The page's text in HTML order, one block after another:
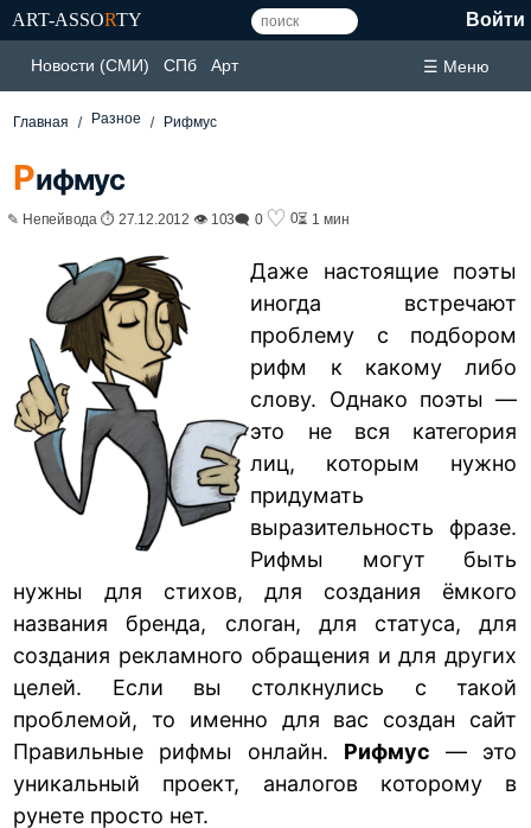
ART-ASSORTY Войти
Новости (СМИ) СПб Арт ☰ Меню
Главная Разное Рифмус
Рифмус
✎ Непейвода ⏱ 27.12.2012 👁 103🗨 0 ♡ 0⏳ 1 мин
Даже настоящие поэты
иногда встречают
проблему с подбором
рифм к какому либо
слову. Однако поэты —
это не вся категория
лиц, которым нужно
придумать
выразительность фразе.
Рифмы могут быть
нужны для стихов, для создания ёмкого
названия бренда, слоган, для статуса, для
создания рекламного обращения и для других
целей. Если вы столкнулись с такой
проблемой, то именно для вас создан сайт
Правильные рифмы онлайн. Рифмус — это
уникальный проект, аналогов которому в
рунете просто нет.